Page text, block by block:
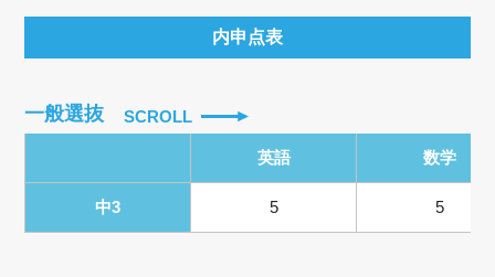
内申点表
一般選抜 SCROLL
英語 数学
中3 5 5